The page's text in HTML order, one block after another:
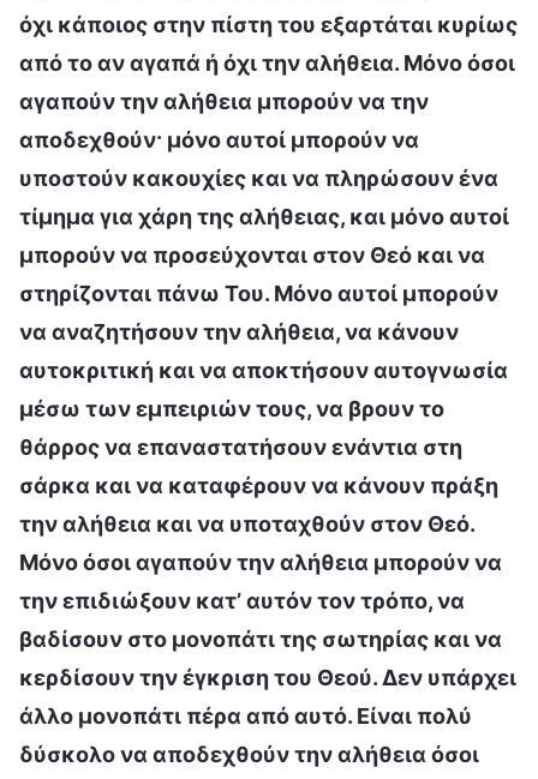
όχι κάποιος στην πίστη του εξαρτάται κυρίως
από το αν αγαπά ή όχι την αλήθεια. Μόνο όσοι
αγαπούν την αλήθεια μπορούν να την
αποδεχθούν· μόνο αυτοί μπορούν να
υποστούν κακουχίες και να πληρώσουν ένα
τίμημα για χάρη της αλήθειας, και μόνο αυτοί
μπορούν να προσεύχονται στον Θεό και να
στηρίζονται πάνω Του. Μόνο αυτοί μπορούν
να αναζητήσουν την αλήθεια, να κάνουν
αυτοκριτική και να αποκτήσουν αυτογνωσία
μέσω των εμπειριών τους, να βρουν το
θάρρος να επαναστατήσουν ενάντια στη
σάρκα και να καταφέρουν να κάνουν πράξη
την αλήθεια και να υποταχθούν στον Θεό.
Μόνο όσοι αγαπούν την αλήθεια μπορούν να
την επιδιώξουν κατ’ αυτόν τον τρόπο, να
βαδίσουν στο μονοπάτι της σωτηρίας και να
κερδίσουν την έγκριση του Θεού. Δεν υπάρχει
άλλο μονοπάτι πέρα από αυτό. Είναι πολύ
δύσκολο να αποδεχθούν την αλήθεια όσοι